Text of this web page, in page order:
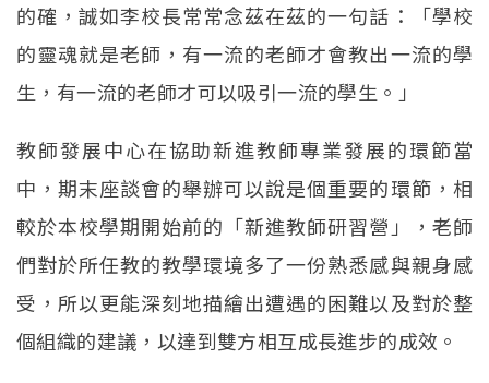
的確，誠如李校長常常念茲在茲的一句話：「學校
的靈魂就是老師，有一流的老師才會教出一流的學
生，有一流的老師才可以吸引一流的學生。」
教師發展中心在協助新進教師專業發展的環節當
中，期末座談會的舉辦可以說是個重要的環節，相
較於本校學期開始前的「新進教師研習營」，老師
們對於所任教的教學環境多了一份熟悉感與親身感
受，所以更能深刻地描繪出遭遇的困難以及對於整
個組織的建議，以達到雙方相互成長進步的成效。